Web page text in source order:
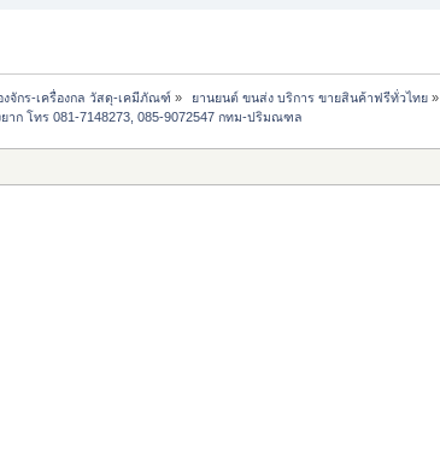
งจักร-เครื่องกล วัสดุ-เคมีภัณฑ์ » ยานยนต์ ขนส่ง บริการ ขายสินค้าฟรีทั่วไทย»
าก โทร 081-7148273, 085-9072547 กทม-ปริมณฑล